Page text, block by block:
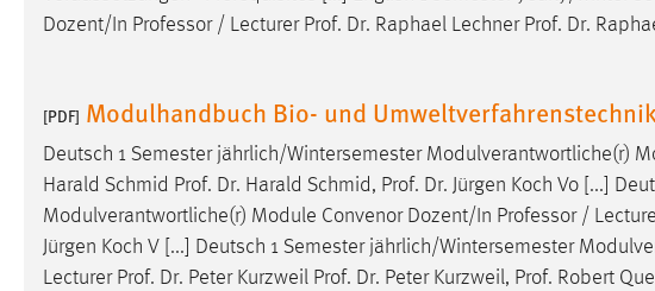
Dozent/In Professor/ Lecturer Prof. Dr. Raphael Lechner Prof. Dr.
[PDF] Modulhandbuch Bio- und Umweltverfahrenstechnik
Deutsch 1 Semester jährlich/Wintersemester Modulverantwortliche(r)
Harald Schmid Prof. Dr. Harald Schmid, Prof. Dr. Jürgen Koch Vo [...]
Modulverantwortliche(r) Module Convenor Dozent/In Professor/
Jürgen Koch V [...] Deutsch 1 Semester jährlich/Wintersemester
Lecturer Prof. Dr. Peter Kurzweil Prof. Dr. Peter Kurzweil, Prof. Robert
Name: _gcl_au
Cookie Laufzeit: 3 Monate
Facebook Pixel
Name: